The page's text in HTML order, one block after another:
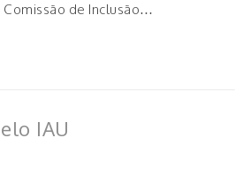
de Inclusão…
IAU